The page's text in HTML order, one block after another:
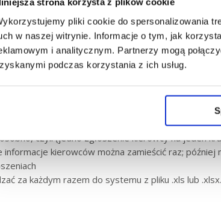
strona korzysta z plików cookie
pliki cookie do spersonalizowania
w naszej witrynie. Informacje o tym, jak
i analitycznym. Partnerzy mogą
podczas korzystania z ich usług.
jedną delegację, ani na jeden dzień;
składa się na określony okres czasu.
na okres w przedziale od 1 dnia do 6
mogła na bieżąco je aktualizować.
składać zgłoszenie
czyli (jedno zgłoszenie kierowcy na jeden
informacje kierowców można zamieścić raz;
za każdym razem do systemu z pliku .xls lub .xlsx.